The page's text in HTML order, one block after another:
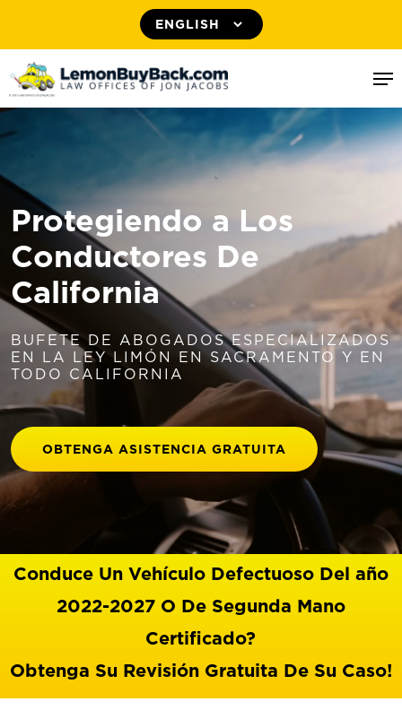
main
content
Protegiendo a Los
Conductores De
California
BUFETE DE ABOGADOS ESPECIALIZADOS
EN LA LEY LIMÓN EN SACRAMENTO Y EN
TODO CALIFORNIA
OBTENGA ASISTENCIA GRATUITA
Conduce Un Vehículo Defectuoso Del año
2022-2027 O De Segunda Mano
Certificado?
Obtenga Su Revisión Gratuita De Su Caso!